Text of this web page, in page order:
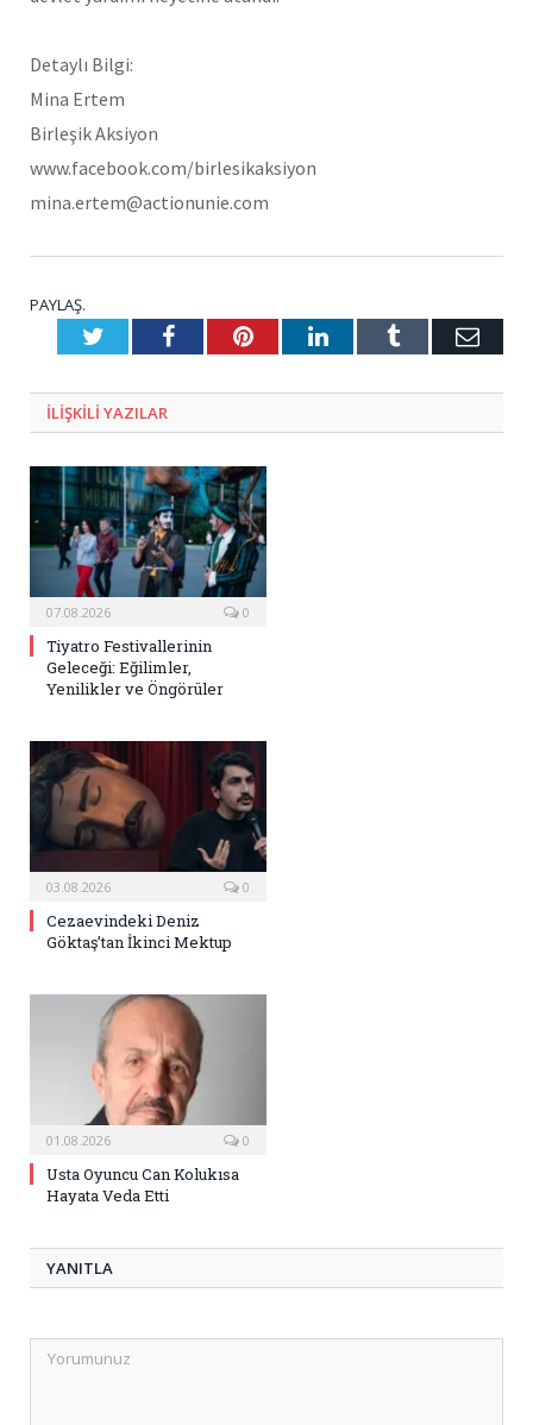
Detaylı Bilgi:
Mina Ertem
Birleşik Aksiyon
www.facebook.com/birlesikaksiyon
mina.ertem@actionunie.com
PAYLAŞ.
TwitterFacebookPinterestLinkedInTumblr E-
ILIŞKILI YAZILAR
07.08.2026 0
Tiyatro Festivallerinin
Geleceği: Eğilimler,
Yenilikler ve Öngörüler
03.08.2026 0
Cezaevindeki Deniz
Göktaş’tan İkinci Mektup
01.08.2026 0
Usta Oyuncu Can Kolukısa
Hayata Veda Etti
YANITLA